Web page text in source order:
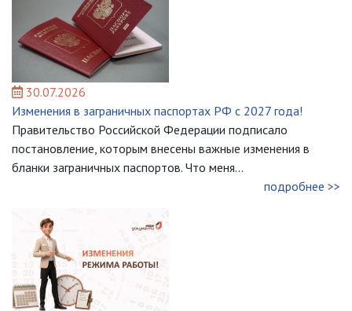
30.07.2026
Изменения в заграничных паспортах РФ с 2027 года!
Правительство Российской Федерации подписало
постановление, которым внесены важные изменения в
бланки заграничных паспортов. Что меня...
подробнее >>